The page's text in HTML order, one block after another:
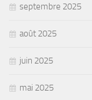
septembre 2025
août 2025
juin 2025
mai 2025